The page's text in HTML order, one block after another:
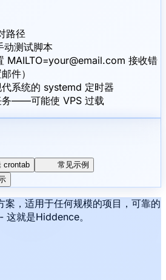
路径
动测试脚本
MAILTO=your@email.com 接收错
件）
系统的 systemd 定时器
务——可能使 VPS 过载
crontab
常见示例
案，适用于任何规模的项目，可靠的
这就是Hiddence。